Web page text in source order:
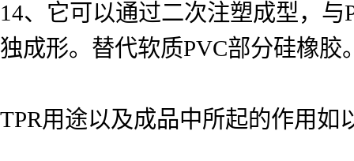
14、它可以通过二次注塑成型，与
独成形。替代软质PVC部分硅橡胶
TPR用途以及成品中所起的作用如